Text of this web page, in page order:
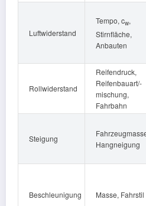
Luftwiderstand
Tempo, cw,
Stirnfläche,
Anbauten
Rollwiderstand
Reifendruck,
Reifenbauart/-
mischung,
Fahrbahn
Steigung
Hangneigung
Beschleunigung Masse, Fahrstil